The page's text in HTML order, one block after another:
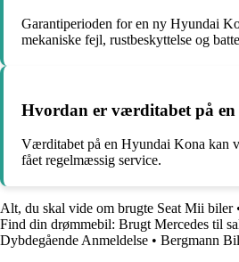
Garantiperioden for en ny Hyundai
mekaniske fejl, rustbeskyttelse og
Hvordan er værditabet på
Værditabet på en Hyundai Kona kan
fået regelmæssig service.
Alt, du skal vide om brugte Seat Mii biler
Find din drømmebil: Brugt Mercedes til
Dybdegående Anmeldelse • Bergmann